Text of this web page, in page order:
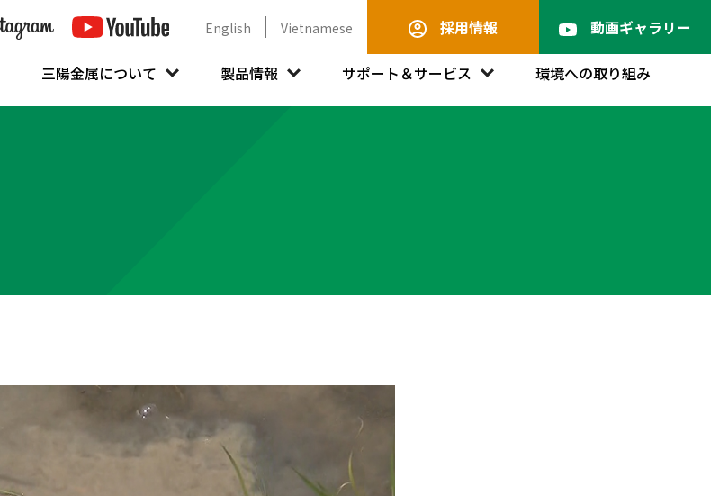
English Vietnamese 採用情報 動画ギャラリー
三陽金属について 製品情報 サポート＆サービス 環境への取り組み